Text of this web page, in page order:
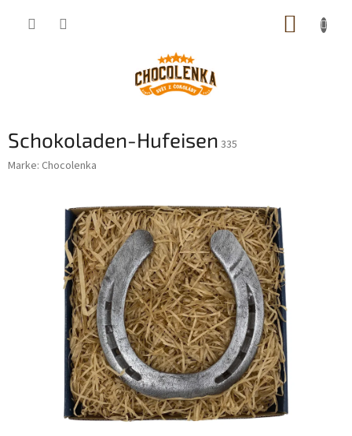
Schokoladen-Hufeisen 335
Marke: Chocolenka